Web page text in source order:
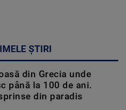
ȘTIRI
din Grecia unde
până la 100 de ani.
din paradis